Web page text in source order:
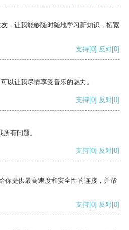
，让我能够随时随地学习新知识，拓宽
支持[0] 反对[0]
以让我尽情享受音乐的魅力。
支持[0] 反对[0]
有问题。
支持[0] 反对[0]
你提供最高速度和安全性的连接，并帮
支持[0] 反对[0]